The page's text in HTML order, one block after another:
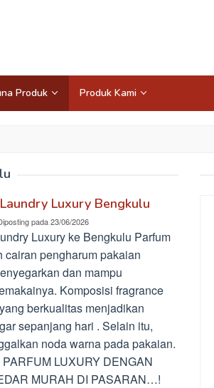
Produk Produk Kami
Luxury Bengkulu
pada23/06/2026
Luxury ke Bengkulu Parfum
cairan pengharum pakaian
dan mampu
Komposisi fragrance
berkualitas menjadikan
sepanjang hari . Selain itu,
noda warna pada pakaian.
LUXURY DENGAN
MURAH DI PASARAN…!